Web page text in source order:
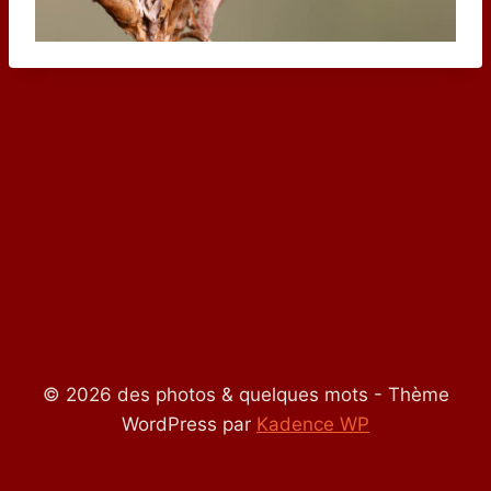
© 2026 des photos & quelques mots - Thème
WordPress par Kadence WP